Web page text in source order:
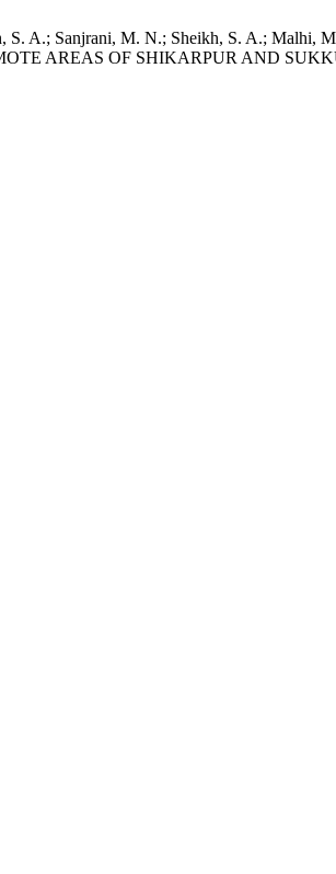
S. A.; Sanjrani, M. N.; Sheikh, S. A.;
AREAS OF SHIKARPUR AND